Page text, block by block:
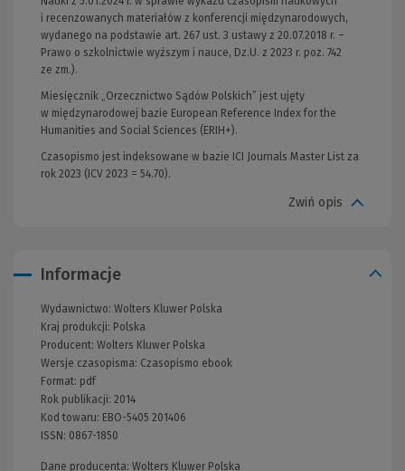
i recenzowanych materiałów z konferencji międzynarodowych,
wydanego na podstawie art. 267 ust. 3 ustawy z 20.07.2018 r. –
Prawo o szkolnictwie wyższym i nauce, Dz.U. z 2023 r. poz. 742
ze zm.).
Miesięcznik „Orzecznictwo Sądów Polskich” jest ujęty
w międzynarodowej bazie European Reference Index for the
Humanities and Social Sciences (ERIH+).
Czasopismo jest indeksowane w bazie ICI Journals Master List za
rok 2023 (ICV 2023 = 54.70).
Zwiń opis
Informacje
Wydawnictwo: Wolters Kluwer Polska
Kraj produkcji: Polska
Producent: Wolters Kluwer Polska
Wersje czasopisma: Czasopismo ebook
Format: pdf
Rok publikacji: 2014
Kod towaru: EBO-5405 201406
ISSN: 0867-1850
Dane producenta: Wolters Kluwer Polska